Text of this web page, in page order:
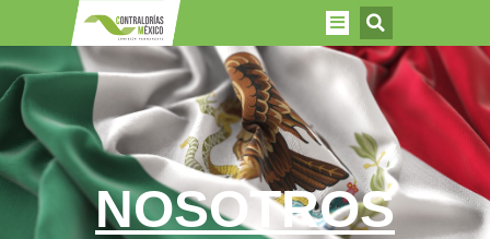
NOSOTROS